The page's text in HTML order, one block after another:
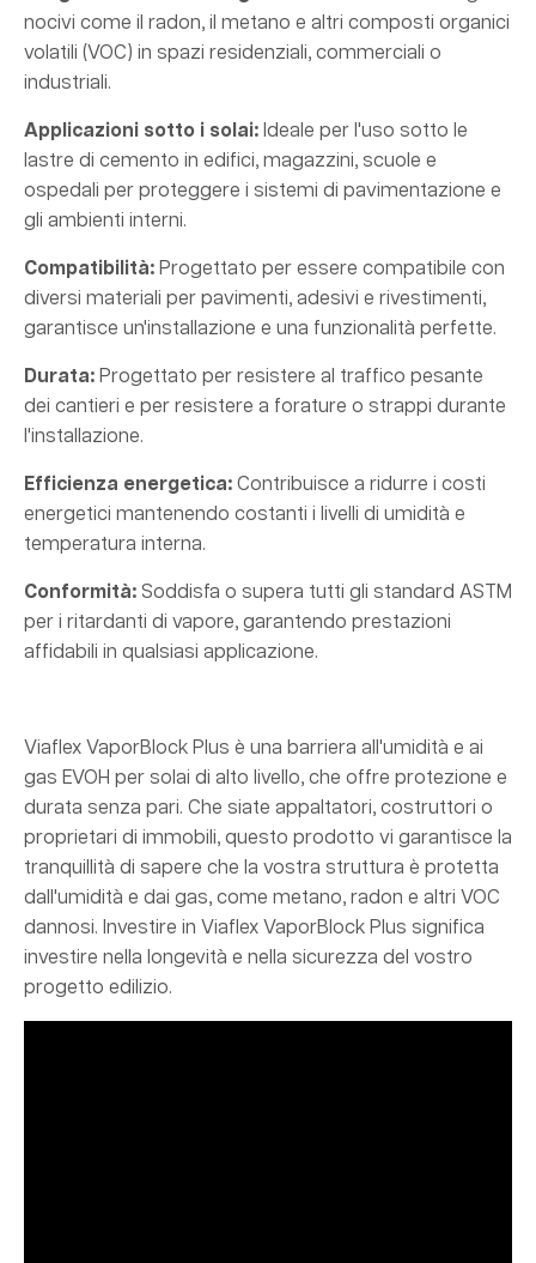
nocivi come il radon, il metano e altri composti organici
volatili (VOC) in spazi residenziali, commerciali o
industriali.
Applicazioni sotto i solai: Ideale per l'uso sotto le
lastre di cemento in edifici, magazzini, scuole e
ospedali per proteggere i sistemi di pavimentazione e
gli ambienti interni.
Compatibilità: Progettato per essere compatibile con
diversi materiali per pavimenti, adesivi e rivestimenti,
garantisce un'installazione e una funzionalità perfette.
Durata: Progettato per resistere al traffico pesante
dei cantieri e per resistere a forature o strappi durante
l'installazione.
Efficienza energetica: Contribuisce a ridurre i costi
energetici mantenendo costanti i livelli di umidità e
temperatura interna.
Conformità: Soddisfa o supera tutti gli standard ASTM
per i ritardanti di vapore, garantendo prestazioni
affidabili in qualsiasi applicazione.
Viaflex VaporBlock Plus è una barriera all'umidità e ai
gas EVOH per solai di alto livello, che offre protezione e
durata senza pari. Che siate appaltatori, costruttori o
proprietari di immobili, questo prodotto vi garantisce la
tranquillità di sapere che la vostra struttura è protetta
dall'umidità e dai gas, come metano, radon e altri VOC
dannosi. Investire in Viaflex VaporBlock Plus significa
investire nella longevità e nella sicurezza del vostro
progetto edilizio.